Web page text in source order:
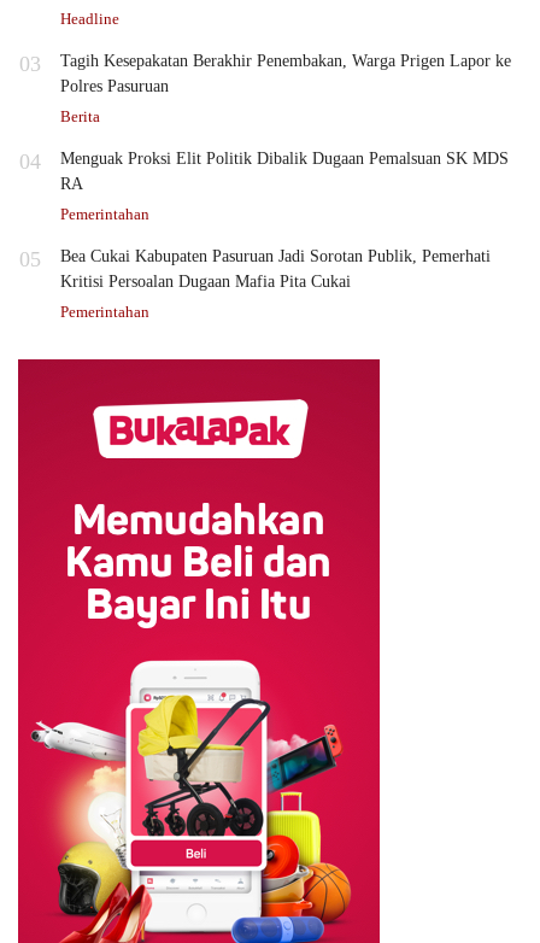
Headline
03
Tagih Kesepakatan Berakhir Penembakan, Warga Prigen Lapor ke
Polres Pasuruan
Berita
04
Menguak Proksi Elit Politik Dibalik Dugaan Pemalsuan SK MDS
RA
Pemerintahan
05
Bea Cukai Kabupaten Pasuruan Jadi Sorotan Publik, Pemerhati
Kritisi Persoalan Dugaan Mafia Pita Cukai
Pemerintahan